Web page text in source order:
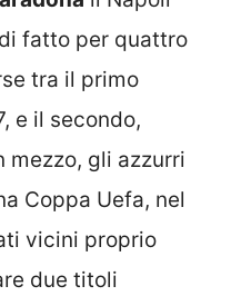
fatto per quattro
tra il primo
e il secondo,
mezzo, gli azzurri
Coppa Uefa, nel
vicini proprio
due titoli